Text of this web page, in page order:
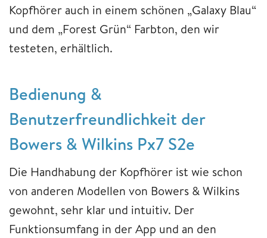
Kopfhörer auch in einem schönen „Galaxy Blau“
und dem „Forest Grün“ Farbton, den wir
testeten, erhältlich.
Bedienung &
Benutzerfreundlichkeit der
Bowers & Wilkins Px7 S2e
Die Handhabung der Kopfhörer ist wie schon
von anderen Modellen von Bowers & Wilkins
gewohnt, sehr klar und intuitiv. Der
Funktionsumfang in der App und an den